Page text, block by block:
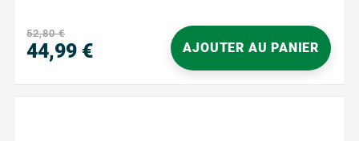
impresoras OKI listadas, se integra sin esfuerzo en
su parque, para documentos nítidos y homogéneos
52,80 €
44,99 € AJOUTER AU PANIER